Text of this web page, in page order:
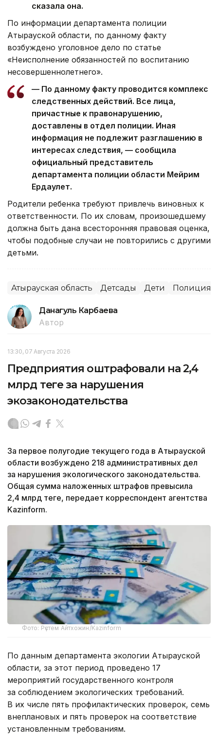
сказала она.
По информации департамента полиции
Атырауской области, по данному факту
возбуждено уголовное дело по статье
«Неисполнение обязанностей по воспитанию
несовершеннолетнего».
— По данному факту проводится комплекс
следственных действий. Все лица,
причастные к правонарушению,
доставлены в отдел полиции. Иная
информация не подлежит разглашению в
интересах следствия, — сообщила
официальный представитель
департамента полиции области Мейрим
Ердаулет.
Родители ребенка требуют привлечь виновных к
ответственности. По их словам, произошедшему
должна быть дана всесторонняя правовая оценка,
чтобы подобные случаи не повторились с другими
детьми.
Атырауская область Детсады Дети Полиция
Данагуль Карбаева
Автор
13:30, 07 Августа 2026
Предприятия оштрафовали на 2,4
млрд теңге за нарушения
экозаконодательства
За первое полугодие текущего года в Атырауской
области возбуждено 218 административных дел
за нарушения экологического законодательства.
Общая сумма наложенных штрафов превысила
2,4 млрд теңге, передает корреспондент агентства
Kazinform.
Фото: Рүстем Айтхожин/Kazinform
По данным департамента экологии Атырауской
области, за этот период проведено 17
мероприятий государственного контроля
за соблюдением экологических требований.
В их числе пять профилактических проверок, семь
внеплановых и пять проверок на соответствие
установленным требованиям.